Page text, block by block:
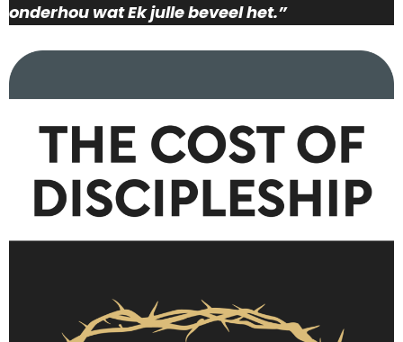
onderhou wat Ek julle beveel het.”